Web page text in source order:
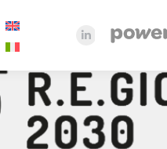
Linkedin
opens
in
new